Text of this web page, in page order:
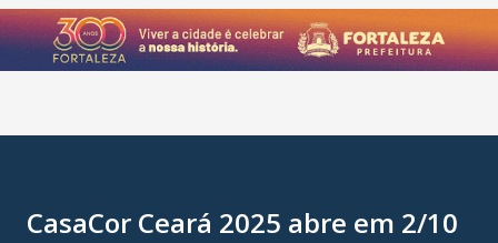
CasaCor Ceará 2025 abre em 2/10